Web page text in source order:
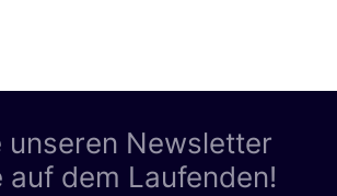
unseren Newsletter
auf dem Laufenden!